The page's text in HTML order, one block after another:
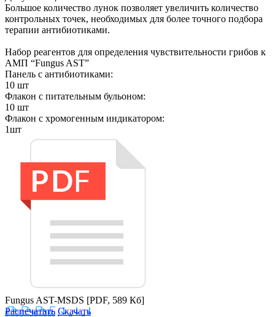
Большое количество лунок позволяет увеличить количество
контрольных точек, необходимых для более точного подбора
терапии антибиотиками.
Набор реагентов для определения чувствительности грибов к
АМП “Fungus AST”
Панель с антибиотиками:
10 шт
Флакон с питательным бульоном:
10 шт
Флакон с хромогенным индикатором:
1шт
Fungus AST-MSDS [PDF, 589 Кб]
Распечатать Скачать